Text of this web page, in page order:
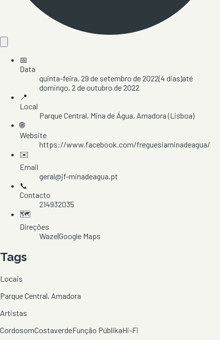
📅
Data
quinta-feira, 29 de setembro de 2022(4 dias)até
domingo, 2 de outubro de 2022
📍
Local
Parque Central, Mina de Água, Amadora(Lisboa)
🌐
Website
https://www.facebook.com/freguesiaminadeagua/
✉️
Email
geral@jf-minadeagua.pt
📞
Contacto
214932035
🗺️
Direções
Waze|Google Maps
Tags
Locais
Parque Central, Amadora
Artistas
CordosomCostaverdeFunção PúblikaHi-Fi